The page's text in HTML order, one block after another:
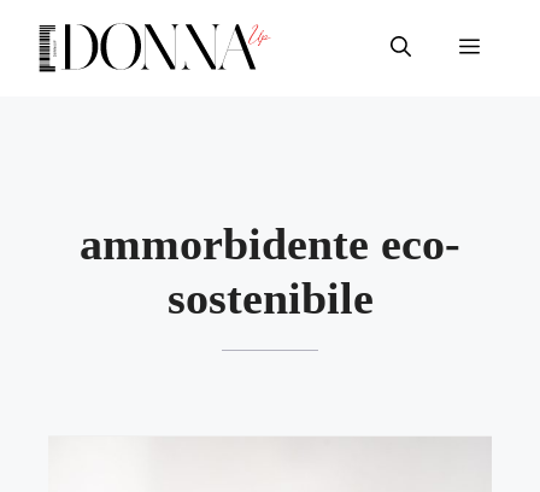
contenuto
Menu
ammorbidente eco-
sostenibile